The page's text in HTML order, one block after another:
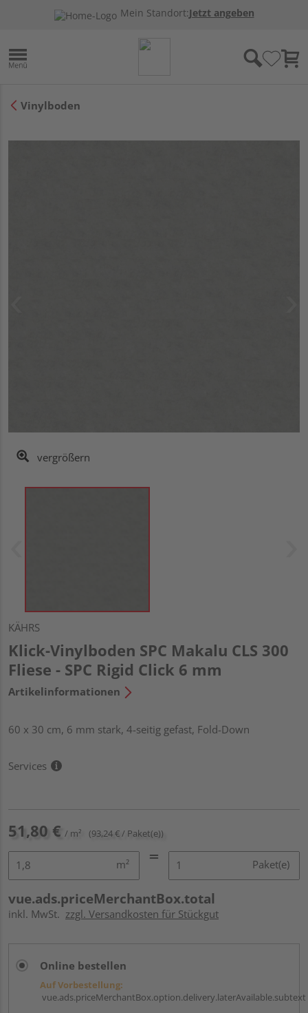
Mein Standort:Jetzt angeben
Vinylboden
vergrößern
KÄHRS
Klick-Vinylboden SPC Makalu CLS 300
Fliese - SPC Rigid Click 6 mm
Artikelinformationen
60 x 30 cm, 6 mm stark, 4-seitig gefast, Fold-Down
Services
51,80 € / m² (93,24 € / Paket(e))
m² Paket(e)
vue.ads.priceMerchantBox.total
inkl. MwSt. zzgl. Versandkosten für Stückgut
Online bestellen
Auf Vorbestellung:
vue.ads.priceMerchantBox.option.delivery.laterAvailable.subtext